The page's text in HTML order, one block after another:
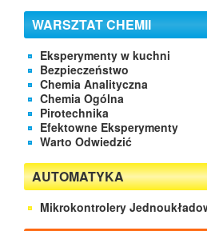
WARSZTAT CHEMII
Eksperymenty w kuchni
Bezpieczeństwo
Chemia Analityczna
Chemia Ogólna
Pirotechnika
Efektowne Eksperymenty
Warto Odwiedzić
AUTOMATYKA
Mikrokontrolery